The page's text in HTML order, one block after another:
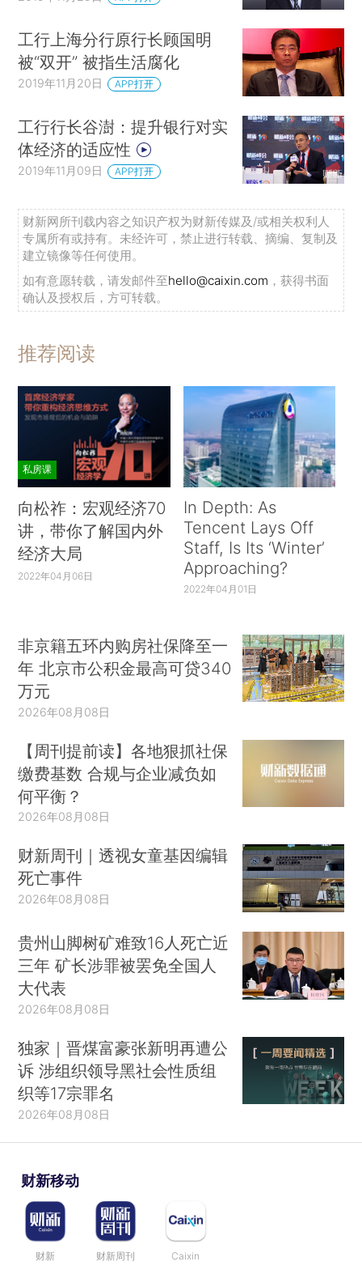
工行上海分行原行长顾国明
被“双开” 被指生活腐化
2019年11月20日 APP打开
工行行长谷澍：提升银行对实
体经济的适应性
2019年11月09日 APP打开
财新网所刊载内容之知识产权为财新传媒及/或相关权利人
专属所有或持有。未经许可，禁止进行转载、摘编、复制及
建立镜像等任何使用。
如有意愿转载，请发邮件至hello@caixin.com ，获得书面
确认及授权后，方可转载。
推荐阅读
私房课
向松祚：宏观经济70
讲，带你了解国内外
经济大局
2022年04月06日
In Depth: As
Tencent Lays Off
Staff, Is Its ‘Winter’
Approaching?
2022年04月01日
非京籍五环内购房社保降至一
年 北京市公积金最高可贷340
万元
2026年08月08日
【周刊提前读】各地狠抓社保
缴费基数 合规与企业减负如
何平衡？
2026年08月08日
财新周刊｜透视女童基因编辑
死亡事件
2026年08月08日
贵州山脚树矿难致16人死亡近
三年 矿长涉罪被罢免全国人
大代表
2026年08月08日
独家｜晋煤富豪张新明再遭公
诉 涉组织领导黑社会性质组
织等17宗罪名
2026年08月08日
财新移动
财新 财新周刊 Caixin